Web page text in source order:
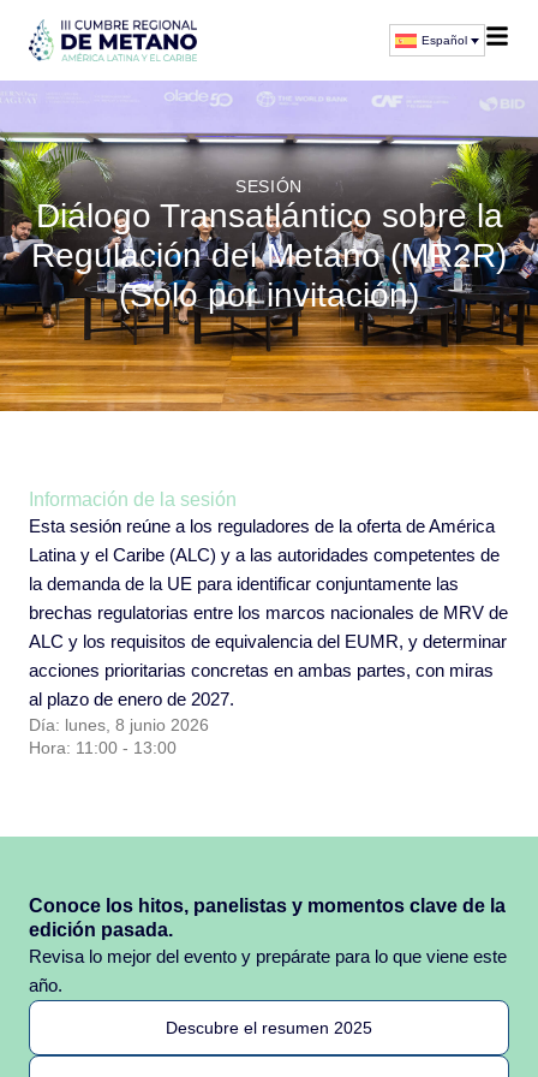
Español
SESIÓN
Diálogo Transatlántico sobre la
Regulación del Metano (MR2R)
(Solo por invitación)
Información de la sesión
Esta sesión reúne a los reguladores de la oferta de América
Latina y el Caribe (ALC) y a las autoridades competentes de
la demanda de la UE para identificar conjuntamente las
brechas regulatorias entre los marcos nacionales de MRV de
ALC y los requisitos de equivalencia del EUMR, y determinar
acciones prioritarias concretas en ambas partes, con miras
al plazo de enero de 2027.
Día: lunes, 8 junio 2026
Hora: 11:00 - 13:00
Conoce los hitos, panelistas y momentos clave de la
edición pasada.
Revisa lo mejor del evento y prepárate para lo que viene este
año.
Descubre el resumen 2025